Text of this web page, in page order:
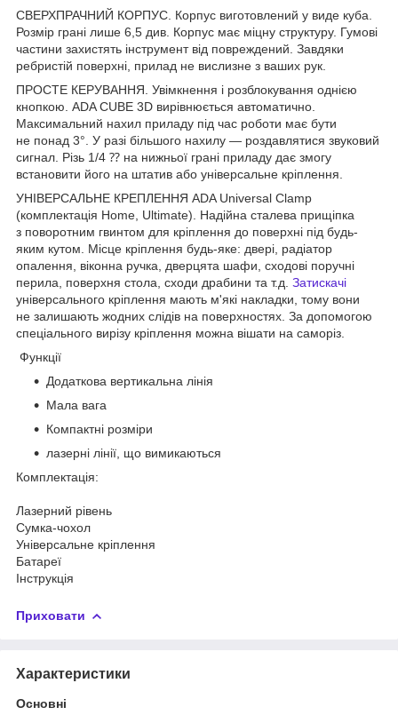
СВЕРХПРАЧНИЙ КОРПУС. Корпус виготовлений у виде куба.
Розмір грані лише 6,5 див. Корпус має міцну структуру. Гумові
частини захистять інструмент від повреждений. Завдяки
ребристій поверхні, прилад не вислизне з ваших рук.
ПРОСТЕ КЕРУВАННЯ. Увімкнення і розблокування однією
кнопкою. ADA CUBE 3D вирівнюється автоматично.
Максимальний нахил приладу під час роботи має бути
не понад 3°. У разі більшого нахилу — роздавлятися звуковий
сигнал. Різь 1/4 ⁇ на нижньої грані приладу дає змогу
встановити його на штатив або універсальне кріплення.
УНІВЕРСАЛЬНЕ КРЕПЛЕННЯ ADA Universal Clamp
(комплектація Home, Ultimate). Надійна сталева прищіпка
з поворотним гвинтом для кріплення до поверхні під будь-
яким кутом. Місце кріплення будь-яке: двері, радіатор
опалення, віконна ручка, дверцята шафи, сходові поручні
перила, поверхня стола, сходи драбини та т.д. Затискачі
універсального кріплення мають м'які накладки, тому вони
не залишають жодних слідів на поверхностях. За допомогою
спеціального вирізу кріплення можна вішати на саморіз.
Функції
Додаткова вертикальна лінія
Мала вага
Компактні розміри
лазерні лінії, що вимикаються
Комплектація:
Лазерний рівень
Сумка-чохол
Універсальне кріплення
Батареї
Інструкція
Приховати
Характеристики
Основні